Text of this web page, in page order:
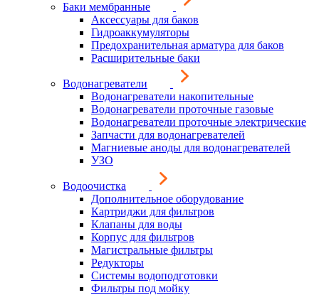
Баки мембранные
Аксессуары для баков
Гидроаккумуляторы
Предохранительная арматура для баков
Расширительные баки
Водонагреватели
Водонагреватели накопительные
Водонагреватели проточные газовые
Водонагреватели проточные электрические
Запчасти для водонагревателей
Магниевые аноды для водонагревателей
УЗО
Водоочистка
Дополнительное оборудование
Картриджи для фильтров
Клапаны для воды
Корпус для фильтров
Магистральные фильтры
Редукторы
Системы водоподготовки
Фильтры под мойку